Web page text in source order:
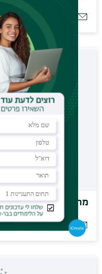
sigaldanon@gmail.com
מר חי דן
dan1470@outlook.co.il